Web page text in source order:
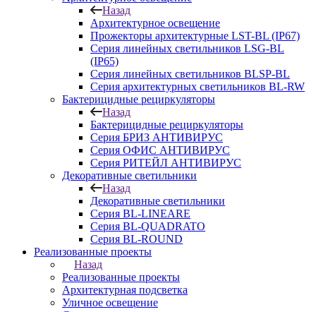
Назад
Архитектурное освещение
Прожекторы архитектурные LST-BL (IP67)
Серия линейных светильников LSG-BL
(IP65)
Серия линейных светильников BLSP-BL
Серия архитектурных светильников BL-RW
Бактерицидные рециркуляторы
Назад
Бактерицидные рециркуляторы
Серия БРИЗ АНТИВИРУС
Серия ОФИС АНТИВИРУС
Серия РИТЕЙЛ АНТИВИРУС
Декоративные светильники
Назад
Декоративные светильники
Серия BL-LINEARE
Серия BL-QUADRATO
Серия BL-ROUND
Реализованные проекты
Назад
Реализованные проекты
Архитектурная подсветка
Уличное освещение